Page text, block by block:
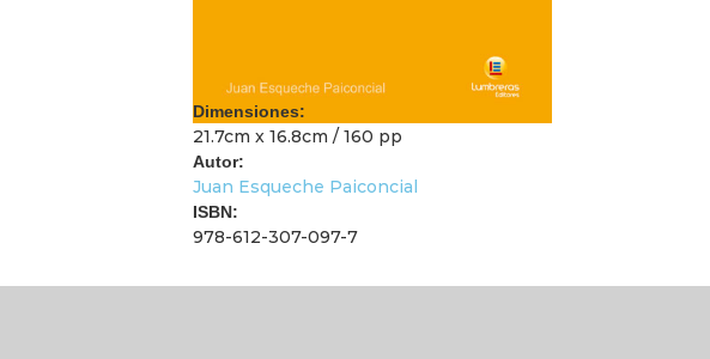
Dimensiones:
21.7cm x 16.8cm / 160 pp
Autor:
Juan Esqueche Paiconcial
ISBN:
978-612-307-097-7